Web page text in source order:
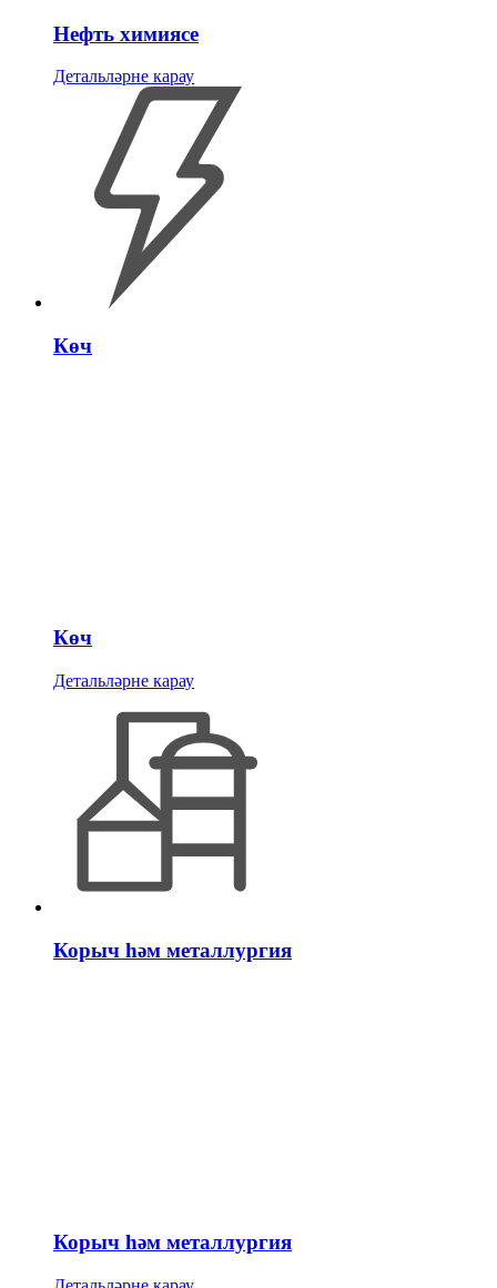
Нефть химиясе
Детальләрне карау
Көч
Көч
Детальләрне карау
Корыч һәм металлургия
Корыч һәм металлургия